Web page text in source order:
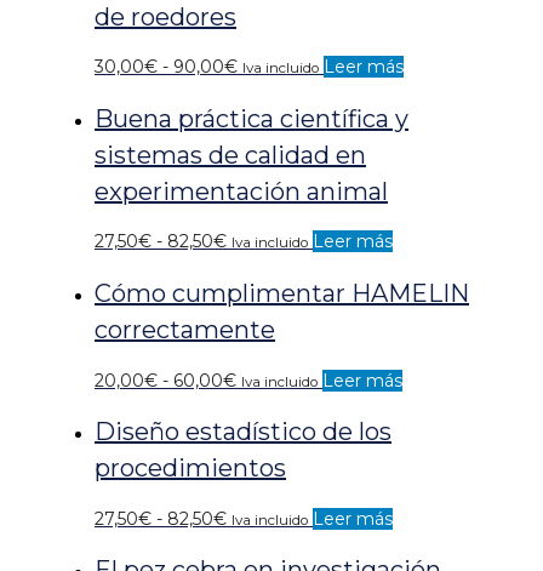
32,50€
hasta
97,50€
de roedores
30,00€ - 90,00€Rango
precios:
desde
30,00€
hasta
Iva incluido Leer más
Buena práctica científica y
sistemas de calidad en
experimentación animal
27,50€ - 82,50€Rango
precios:
desde
27,50€
82,50€
Iva incluido Leer más
Cómo cumplimentar HAMELIN
correctamente
20,00€ - 60,00€Rango
precios:
desde
20,00€
60,00€
Iva incluido Leer más
Diseño estadístico de los
procedimientos
27,50€ - 82,50€Rango
Iva incluido Leer más